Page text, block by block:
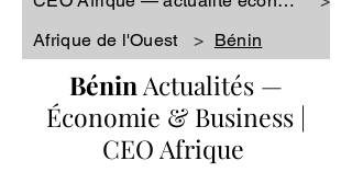
Afrique de l'Ouest
> Bénin
Bénin Actualités —
Économie & Business |
CEO Afrique